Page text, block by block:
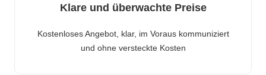
Klare und überwachte Preise
Kostenloses Angebot, klar, im Voraus kommuniziert
und ohne versteckte Kosten